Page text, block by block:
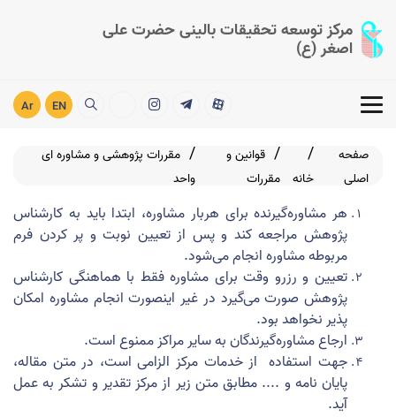
مرکز توسعه تحقیقات بالینی حضرت علی
اصغر (ع)
EN
Ar
صفحه
اصلی
خانه
قوانین و
مقررات
مقررات پژوهشی و مشاوره ای
واحد
هر مشاوره­‌گیرنده برای هربار مشاوره، ابتدا باید به کارشناس
پژوهش مراجعه کند و پس از تعیین نوبت و پر کردن فرم
مربوطه مشاوره انجام می­‌شود.
تعیین و رزرو وقت برای مشاوره فقط با هماهنگی کارشناس
پژوهش صورت می­‌گیرد در غیر اینصورت انجام مشاوره امکان­‌
پذیر نخواهد بود.
ارجاع مشاوره‌گیرندگان به سایر مراکز ممنوع است.
جهت استفاده از خدمات مرکز الزامی است، در متن مقاله،
پایان نامه و .... مطابق متن زیر از مرکز تقدیر و تشکر به عمل
آید.